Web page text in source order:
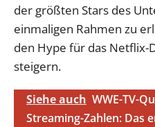
der größten Stars des
einmaligen Rahmen zu
den Hype für das Netflix-
steigern.
Siehe auch WWE-TV-
Streaming-Zahlen: Das